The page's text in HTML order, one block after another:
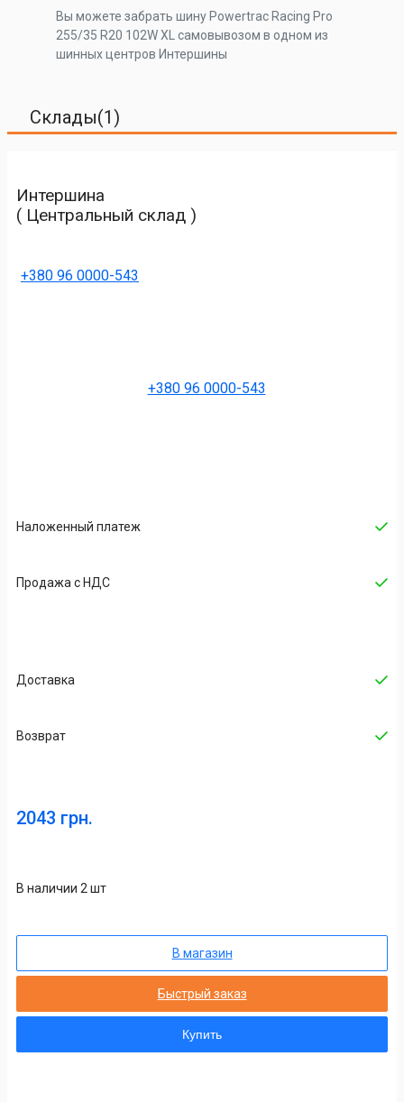
Вы можете забрать шину Powertrac Racing Pro
255/35 R20 102W XL самовывозом в одном из
шинных центров Интершины
Склады(1)
Интершина
( Центральный склад )
+380 96 0000-543
+380 96 0000-543
Наложенный платеж
Продажа с НДС
Доставка
Возврат
2043 грн.
В наличии 2 шт
В магазин
Быстрый заказ
Купить